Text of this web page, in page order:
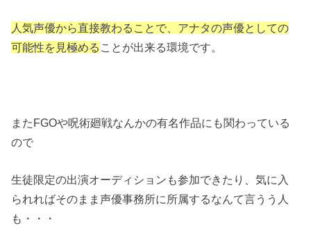
人気声優から直接教わることで、アナタの声優としての
可能性を見極める ことが出来る環境です。
またFGOや呪術廻戦なんかの有名作品にも関わっている
ので
生徒限定の出演オーディションも参加できたり、気に入
られればそのまま声優事務所に所属するなんて言うう人
も・・・